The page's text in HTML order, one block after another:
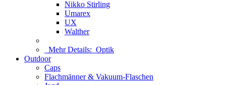
Nikko Stirling
Umarex
UX
Walther
Mehr Details: Optik
Outdoor
Caps
Flachmänner & Vakuum-Flaschen